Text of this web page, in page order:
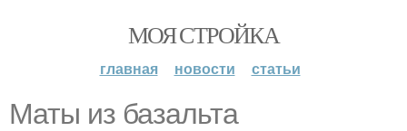
МОЯ СТРОЙКА
главная новости статьи
Маты из базальта